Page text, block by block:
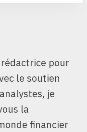
pour
le soutien
je
la
financier